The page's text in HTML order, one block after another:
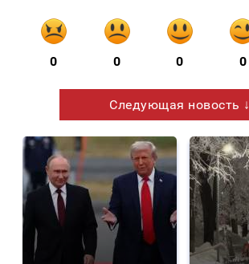
0 0 0 0
Следующая новость ↓